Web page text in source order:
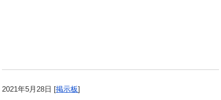
2021年5月28日 [掲示板]